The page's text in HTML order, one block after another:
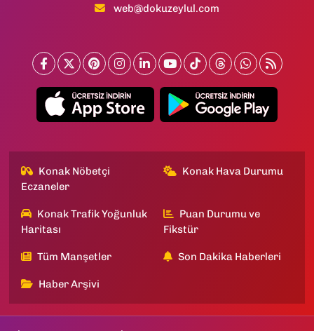
web@dokuzeylul.com
Konak Nöbetçi
Eczaneler
Konak Hava Durumu
Konak Trafik Yoğunluk
Haritası
Puan Durumu ve
Fikstür
Tüm Manşetler Son Dakika Haberleri
Haber Arşivi